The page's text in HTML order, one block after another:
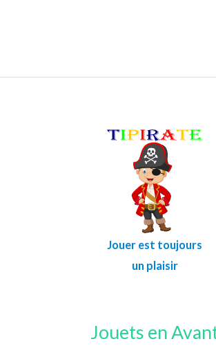
Jouer est toujours
un plaisir
Jouets en